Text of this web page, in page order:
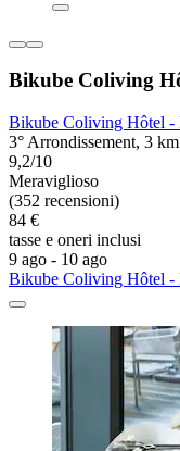
Bikube Coliving
Bikube Coliving Hôtel -
3° Arrondissement, 3
9,2/10
Meraviglioso
(352 recensioni)
84 €
tasse e oneri inclusi
9 ago - 10 ago
Bikube Coliving Hôtel -